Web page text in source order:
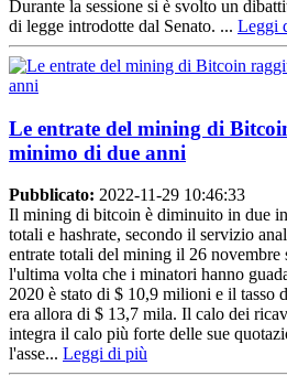
Durante la sessione si è svolto un
di legge introdotte dal Senato. ... Leggi
Le entrate del mining di
minimo di due anni
Pubblicato: 2022-11-29 10:46:33
Il mining di bitcoin è diminuito in due
totali e hashrate, secondo il servizio
entrate totali del mining il 26 novembre
l'ultima volta che i minatori hanno
2020 è stato di $ 10,9 milioni e il tasso
era allora di $ 13,7 mila. Il calo dei
integra il calo più forte delle sue
l'asse... Leggi di più